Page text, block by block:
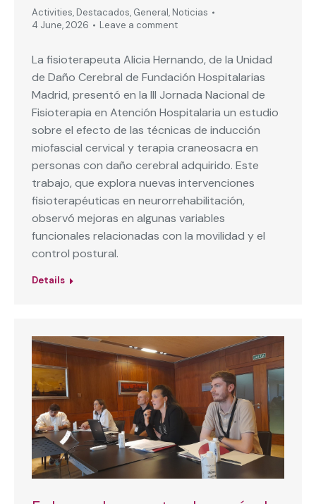
Activities, Destacados, General, Noticias
4 June, 2026
Leave a comment
La fisioterapeuta Alicia Hernando, de la Unidad
de Daño Cerebral de Fundación Hospitalarias
Madrid, presentó en la III Jornada Nacional de
Fisioterapia en Atención Hospitalaria un estudio
sobre el efecto de las técnicas de inducción
miofascial cervical y terapia craneosacra en
personas con daño cerebral adquirido. Este
trabajo, que explora nuevas intervenciones
fisioterapéuticas en neurorrehabilitación,
observó mejoras en algunas variables
funcionales relacionadas con la movilidad y el
control postural.
Details